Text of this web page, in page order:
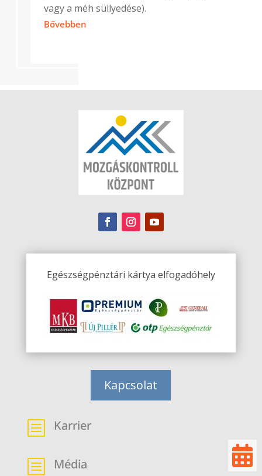
vagy a méh süllyedése).
Bővebben
Egészségpénztári kártya elfogadóhely
Kapcsolat
b Karrier
b Média 